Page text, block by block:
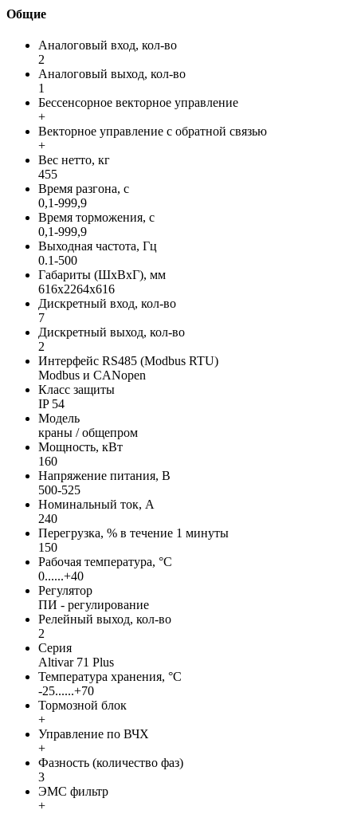
Общие
Аналоговый вход, кол-во
2
Аналоговый выход, кол-во
1
Бессенсорное векторное управление
+
Векторное управление с обратной связью
+
Вес нетто, кг
455
Время разгона, с
0,1-999,9
Время торможения, с
0,1-999,9
Выходная частота, Гц
0.1-500
Габариты (ШхВхГ), мм
616х2264х616
Дискретный вход, кол-во
7
Дискретный выход, кол-во
2
Интерфейс RS485 (Modbus RTU)
Modbus и CANopen
Класс защиты
IP 54
Модель
краны / общепром
Мощность, кВт
160
Напряжение питания, В
500-525
Номинальный ток, А
240
Перегрузка, % в течение 1 минуты
150
Рабочая температура, °С
0......+40
Регулятор
ПИ - регулирование
Релейный выход, кол-во
2
Серия
Altivar 71 Plus
Температура хранения, °С
-25......+70
Тормозной блок
+
Управление по ВЧХ
+
Фазность (количество фаз)
3
ЭМС фильтр
+